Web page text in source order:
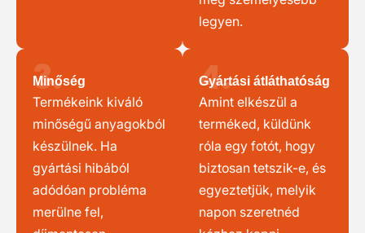
legyen.
3.
Minőség
Termékeink kiváló
minőségű anyagokból
készülnek. Ha
gyártási hibából
adódóan probléma
merülne fel,
4.
Gyártási átláthatóság
Amint elkészül a
terméked, küldünk
róla egy fotót, hogy
biztosan tetszik-e, és
egyeztetjük, melyik
napon szeretnéd